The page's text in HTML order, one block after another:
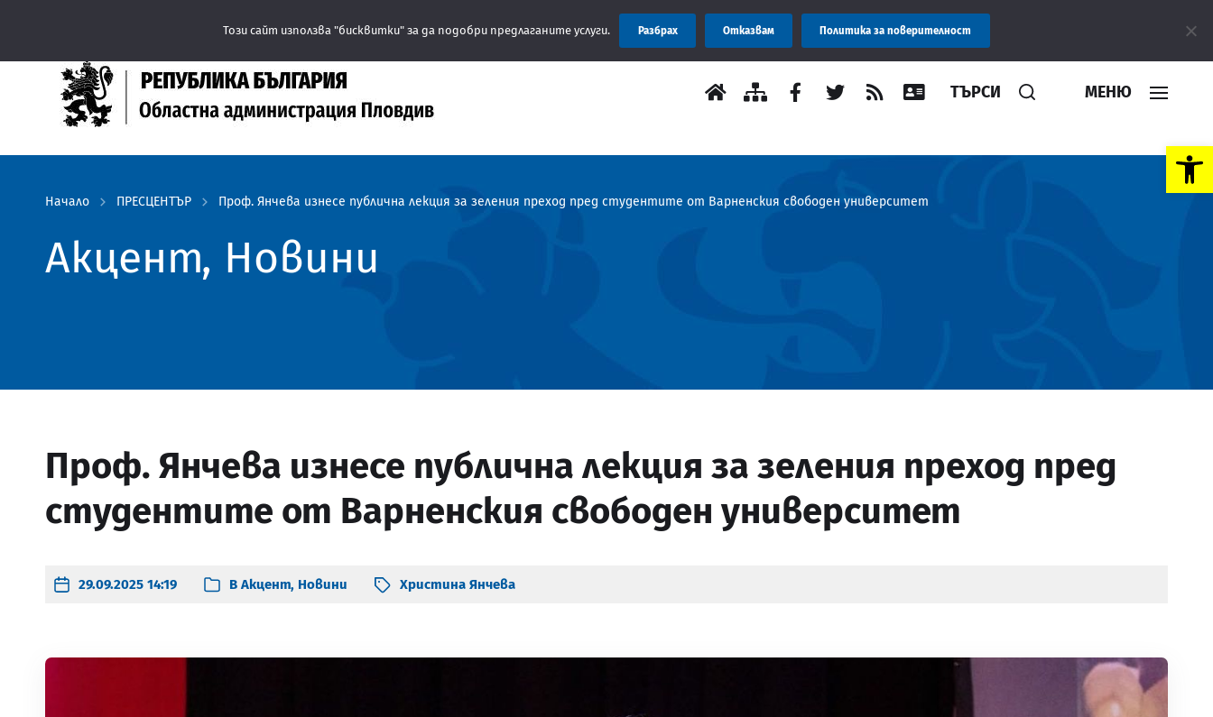
Open toolbar
Съобщение: Областна администрация Пловдив препоръчва
ТЪРСИ МЕНЮ
Начало ПРЕСЦЕНТЪР Проф. Янчева изнесе публична лекция за зеления преход пред студентите от Варненския свободен университет
Акцент, Новини
Проф. Янчева изнесе публична лекция за зеления преход пред
студентите от Варненския свободен университет
29.09.2025 14:19 В Акцент, Новини Христина Янчева
Този сайт използва "бисквитки" за да подобри предлаганите услуги. Разбрах Отказвам Политика за поверителност